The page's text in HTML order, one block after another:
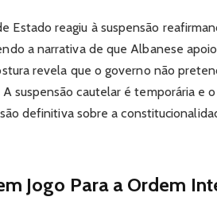
Estado reagiu à suspensão
a narrativa de que Albanese
revela que o governo não
suspensão cautelar é temporária e
definitiva sobre a
Jogo Para a Ordem